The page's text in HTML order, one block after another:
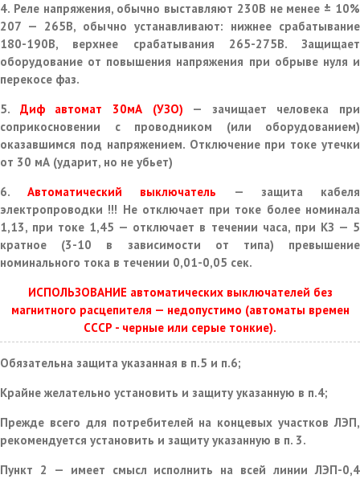
4. Реле напряжения, обычно выставляют 230В не менее ± 10%
207 — 265В, обычно устанавливают: нижнее срабатывание
180-190В, верхнее срабатывания 265-275В. Защищает
оборудование от повышения напряжения при обрыве нуля и
перекосе фаз.
5. Диф автомат 30мА (УЗО) — зачищает человека при
соприкосновении с проводником (или оборудованием)
оказавшимся под напряжением. Отключение при токе утечки
от 30 мА (ударит, но не убьет)
6.Автоматический выключатель — защита кабеля
электропроводки !!! Не отключает при токе более номинала
1,13, при токе 1,45 — отключает в течении часа, при КЗ — 5
кратное (3-10 в зависимости от типа) превышение
номинального тока в течении 0,01-0,05 сек.
ИСПОЛЬЗОВАНИЕ автоматических выключателей без
магнитного расцепителя — недопустимо (автоматы времен
СССР - черные или серые тонкие).
Обязательна защита указанная в п.5 и п.6;
Крайне желательно установить и защиту указанную в п.4;
Прежде всего для потребителей на концевых участков ЛЭП,
рекомендуется установить и защиту указанную в п. 3.
Пункт 2 — имеет смысл исполнить на всей линии ЛЭП-0,4